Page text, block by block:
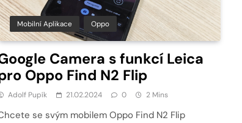
Mobilní Aplikace Oppo
Camera s funkcí Leica
Oppo Find N2 Flip
Adolf Pupík 21.02.2024 0 2 Mins
se svým mobilem Oppo Find N2 Flip